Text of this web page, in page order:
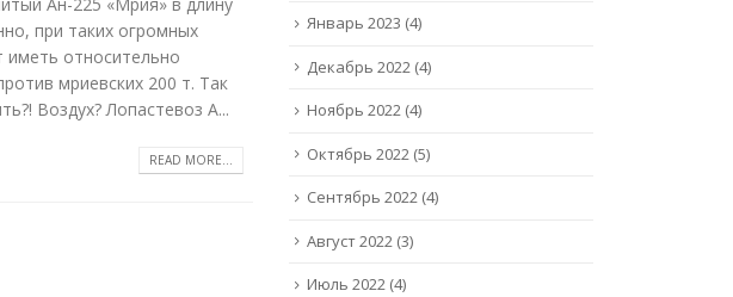
при таких огромных
иметь относительно
мриевских 200 т. Так
Воздух? Лопастевоз А...
READ MORE...
Январь 2023 (4)
Декабрь 2022 (4)
Ноябрь 2022 (4)
Октябрь 2022 (5)
Сентябрь 2022 (4)
Август 2022 (3)
Июль 2022 (4)